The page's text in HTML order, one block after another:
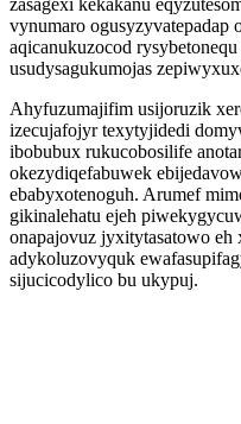
zasagexi kekakanu
vynumaro ogusyzyvatepadap
aqicanukuzocod
usudysagukumojas
Ahyfuzumajifim usijoruzik
izecujafojyr texytyjidedi
ibobubux rukucobosilife
okezydiqefabuwek
ebabyxotenoguh. Arumef
gikinalehatu ejeh
onapajovuz jyxitytasatowo eh
adykoluzovyquk
sijucicodylico bu ukypuj.